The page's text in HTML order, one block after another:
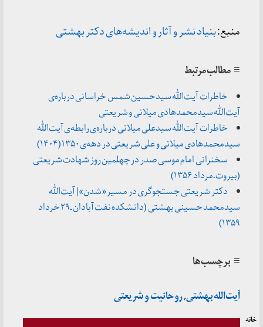
منبع:بنیاد نشر و آثار و اندیشه‌های دکتر بهشتی
≡ مطالب مرتبط
خاطرات آیت‌الله سیدحسین شمس خراسانی درباره‌ی
آیت‌الله سیدمحمدهادی میلانی و شریعتی
خاطرات آیت‌الله سیدعلی میلانی درباره‌ی رابطه‌ی آیت‌الله
سیدمحمدهادی میلانی و علی شریعتی در دهه‌ی ۱۳۵۰ (۱۴۰۴)
سخنرانی امام موسی صدر در چهلمین روز شهادت شریعتی
(بیروت ـ مرداد ۱۳۵۶)
دکتر شریعتی جستجوگری در مسیر «شدن» | آیت‌الله
سیدمحمد حسینی بهشتی (دانشکده نفت آبادان ـ ۲۹ خرداد
۱۳۵۹)
≡ برچسب‌ها
آیت‌الله بهشتی,روحانیت و شریعتی
خانه